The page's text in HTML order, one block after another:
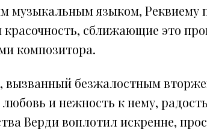
музыкальным языком, Реквиему
красочность, сближающие это
композитора.
вызванный безжалостным
и нежность к нему,
Верди воплотил искренне,